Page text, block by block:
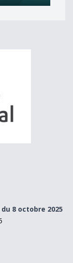
8 octobre 2025